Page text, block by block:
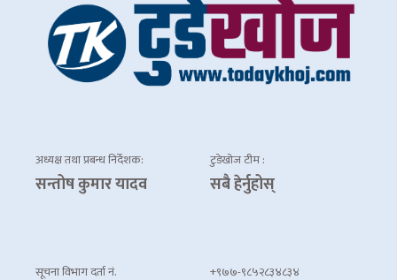
अध्यक्ष तथा प्रबन्ध निर्देशक:
सन्तोष कुमार यादव
टुडेखोज टीम :
सबै हेर्नुहोस्
सूचना विभाग दर्ता नं. +९७७-९८५२८३४८३४